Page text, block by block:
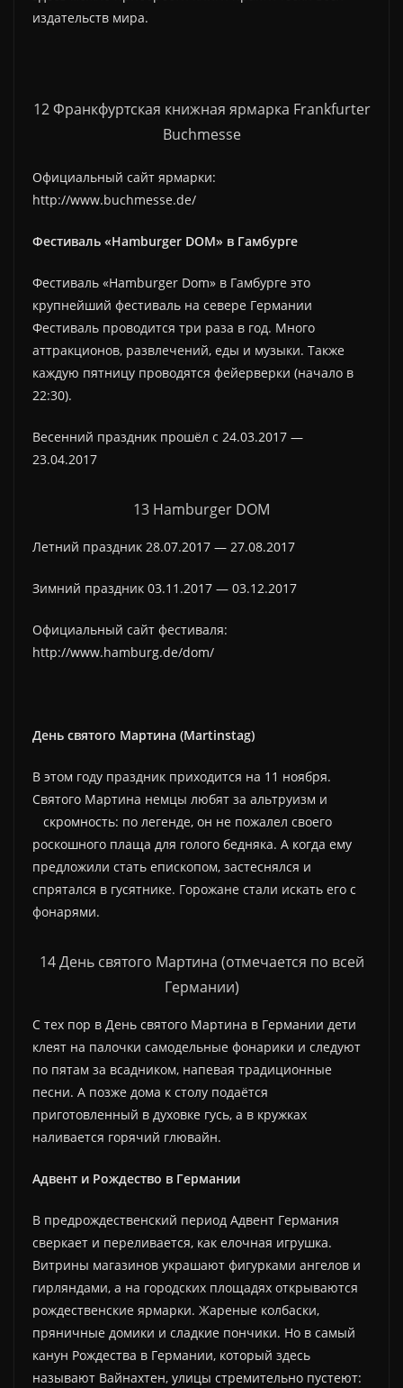
издательств мира.
12 Франкфуртская книжная ярмарка Frankfurter
Buchmesse
Официальный сайт ярмарки:
http://www.buchmesse.de/
Фестиваль «Hamburger DOM» в Гамбурге
Фестиваль «Hamburger Dom» в Гамбурге это
крупнейший фестиваль на севере Германии
Фестиваль проводится три раза в год. Много
аттракционов, развлечений, еды и музыки. Также
каждую пятницу проводятся фейерверки (начало в
22:30).
Весенний праздник прошёл с 24.03.2017 —
23.04.2017
13 Hamburger DOM
Летний праздник 28.07.2017 — 27.08.2017
Зимний праздник 03.11.2017 — 03.12.2017
Официальный сайт фестиваля:
http://www.hamburg.de/dom/
День святого Мартина (Martinstag)
В этом году праздник приходится на 11 ноября.
Святого Мартина немцы любят за альтруизм и
скромность: по легенде, он не пожалел своего
роскошного плаща для голого бедняка. А когда ему
предложили стать епископом, застеснялся и
спрятался в гусятнике. Горожане стали искать его с
фонарями.
14 День святого Мартина (отмечается по всей
Германии)
С тех пор в День святого Мартина в Германии дети
клеят на палочки самодельные фонарики и следуют
по пятам за всадником, напевая традиционные
песни. А позже дома к столу подаётся
приготовленный в духовке гусь, а в кружках
наливается горячий глювайн.
Адвент и Рождество в Германии
В предрождественский период Адвент Германия
сверкает и переливается, как елочная игрушка.
Витрины магазинов украшают фигурками ангелов и
гирляндами, а на городских площадях открываются
рождественские ярмарки. Жареные колбаски,
пряничные домики и сладкие пончики. Но в самый
канун Рождества в Германии, который здесь
называют Вайнахтен, улицы стремительно пустеют: